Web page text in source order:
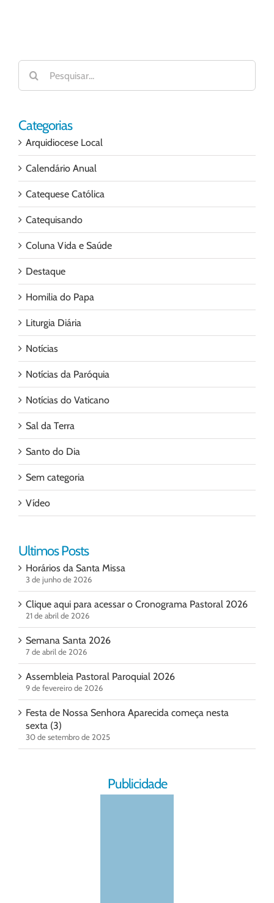
Buscar
resultados
para:
Categorias
Arquidiocese Local
Calendário Anual
Catequese Católica
Catequisando
Coluna Vida e Saúde
Destaque
Homilia do Papa
Liturgia Diária
Notícias
Notícias da Paróquia
Notícias do Vaticano
Sal da Terra
Santo do Dia
Sem categoria
Vídeo
Ultimos Posts
Horários da Santa Missa
3 de junho de 2026
Clique aqui para acessar o Cronograma Pastoral 2026
21 de abril de 2026
Semana Santa 2026
7 de abril de 2026
Assembleia Pastoral Paroquial 2026
9 de fevereiro de 2026
Festa de Nossa Senhora Aparecida começa nesta
sexta (3)
30 de setembro de 2025
Publicidade